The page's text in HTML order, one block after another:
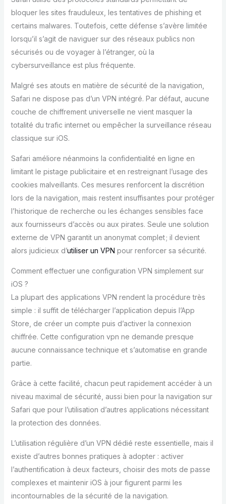
bloquer les sites frauduleux, les tentatives de phishing et
certains malwares. Toutefois, cette défense s’avère limitée
lorsqu’il s’agit de naviguer sur des réseaux publics non
sécurisés ou de voyager à l’étranger, où la
cybersurveillance est plus fréquente.
Malgré ses atouts en matière de sécurité de la navigation,
Safari ne dispose pas d’un VPN intégré. Par défaut, aucune
couche de chiffrement universelle ne vient masquer la
totalité du trafic internet ou empêcher la surveillance réseau
classique sur iOS.
Safari améliore néanmoins la confidentialité en ligne en
limitant le pistage publicitaire et en restreignant l’usage des
cookies malveillants. Ces mesures renforcent la discrétion
lors de la navigation, mais restent insuffisantes pour protéger
l’historique de recherche ou les échanges sensibles face
aux fournisseurs d’accès ou aux pirates. Seule une solution
externe de VPN garantit un anonymat complet ; il devient
alors judicieux d’utiliser un VPN pour renforcer sa sécurité.
Comment effectuer une configuration VPN simplement sur
iOS ?
La plupart des applications VPN rendent la procédure très
simple : il suffit de télécharger l’application depuis l’App
Store, de créer un compte puis d’activer la connexion
chiffrée. Cette configuration vpn ne demande presque
aucune connaissance technique et s’automatise en grande
partie.
Grâce à cette facilité, chacun peut rapidement accéder à un
niveau maximal de sécurité, aussi bien pour la navigation sur
Safari que pour l’utilisation d’autres applications nécessitant
la protection des données.
L’utilisation régulière d’un VPN dédié reste essentielle, mais il
existe d’autres bonnes pratiques à adopter : activer
l’authentification à deux facteurs, choisir des mots de passe
complexes et maintenir iOS à jour figurent parmi les
incontournables de la sécurité de la navigation.